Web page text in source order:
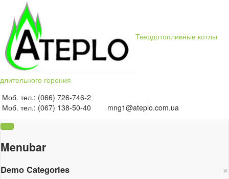
Твердотопливные котлы
длительного горения
Моб. тел.: (066) 726-746-2
Моб. тел.: (067) 138-50-40
mng1@ateplo.com.ua
Menubar
×
Demo Categories